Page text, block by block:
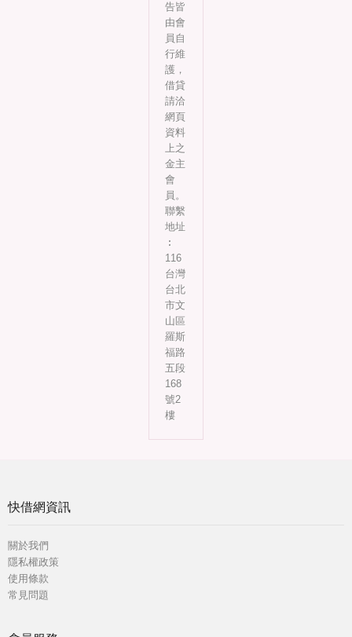
告皆
由會
員自
行維
護，
借貸
請洽
網頁
資料
上之
金主
會
員。
聯繫
地址
︰
116
台灣
台北
市文
山區
羅斯
福路
五段
168
號2
樓
快借網資訊
關於我們
隱私權政策
使用條款
常見問題